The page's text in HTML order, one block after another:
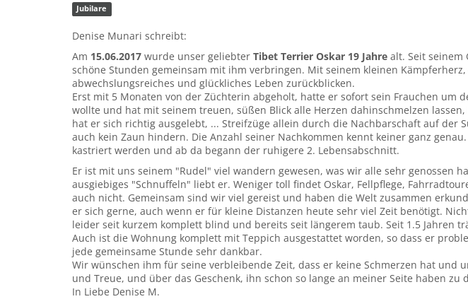
Jubilare
Denise Munari schreibt:
Am 15.06.2017 wurde unser geliebter Tibet Terrier Oskar 19 Jahre alt. Seit seinem
schöne Stunden gemeinsam mit ihm verbringen. Mit seinem kleinen
abwechslungsreiches und glückliches Leben zurückblicken.
Erst mit 5 Monaten von der Züchterin abgeholt, hatte er sofort sein Frauchen um
wollte und hat mit seinem treuen, süßen Blick alle Herzen dahinschmelzen
hat er sich richtig ausgelebt, ... Streifzüge allein durch die Nachbarschaft auf der
auch kein Zaun hindern. Die Anzahl seiner Nachkommen kennt keiner ganz
kastriert werden und ab da begann der ruhigere 2. Lebensabschnitt.
Er ist mit uns seinem "Rudel" viel wandern gewesen, was wir alle sehr genossen
ausgiebiges "Schnuffeln" liebt er. Weniger toll findet Oskar, Fellpflege,
auch nicht. Gemeinsam sind wir viel gereist und haben die Welt zusammen
er sich gerne, auch wenn er für kleine Distanzen heute sehr viel Zeit benötigt.
leider seit kurzem komplett blind und bereits seit längerem taub. Seit 1.5
Auch ist die Wohnung komplett mit Teppich ausgestattet worden, so dass er
jede gemeinsame Stunde sehr dankbar.
Wir wünschen ihm für seine verbleibende Zeit, dass er keine Schmerzen hat und
und Treue, und über das Geschenk, ihn schon so lange an meiner Seite haben
In Liebe Denise M.